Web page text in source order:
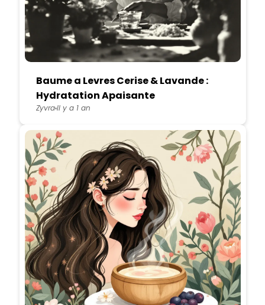
Baume a Levres Cerise & Lavande :
Hydratation Apaisante
ZyvraIl y a 1 an